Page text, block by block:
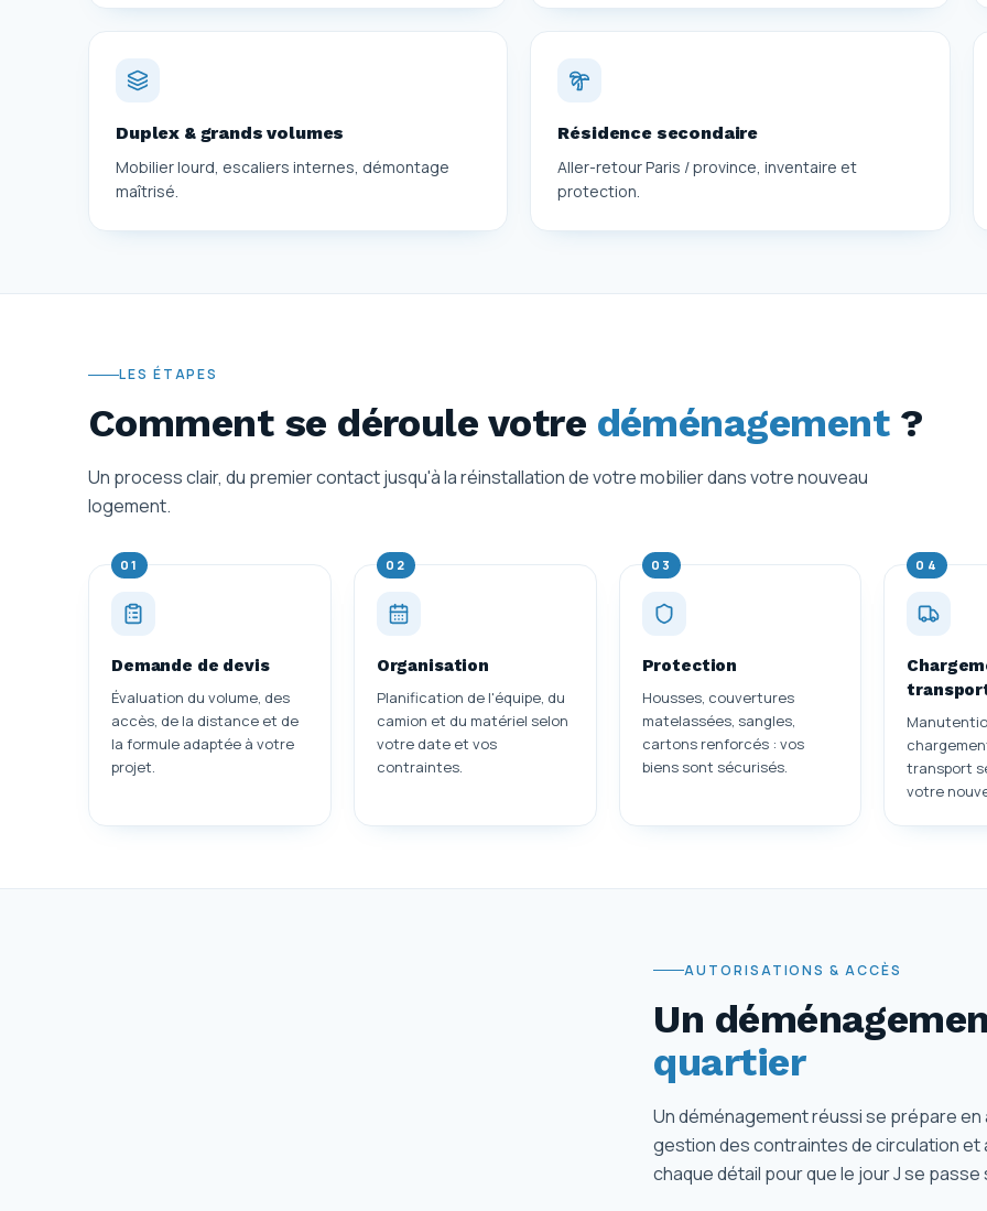
Duplex & grands volumes
Mobilier lourd, escaliers internes, démontage
maîtrisé.
Résidence secondaire
Aller-retour Paris / province, inventaire et
protection.
LES ÉTAPES
Comment se déroule votre déménagement?
Un process clair, du premier contact jusqu'à la réinstallation de votre mobilier dans votre nouveau
logement.
01
Demande de devis
Évaluation du volume, des
accès, de la distance et de
la formule adaptée à votre
projet.
02
Organisation
Planification de l'équipe, du
camion et du matériel selon
votre date et vos
contraintes.
03
Protection
Housses, couvertures
matelassées, sangles,
cartons renforcés : vos
biens sont sécurisés.
04
transport
votre
AUTORISATIONS & ACCÈS
Un
quartier
Un déménagement réussi se prépare
gestion des contraintes de circulation
chaque détail pour que le jour J se